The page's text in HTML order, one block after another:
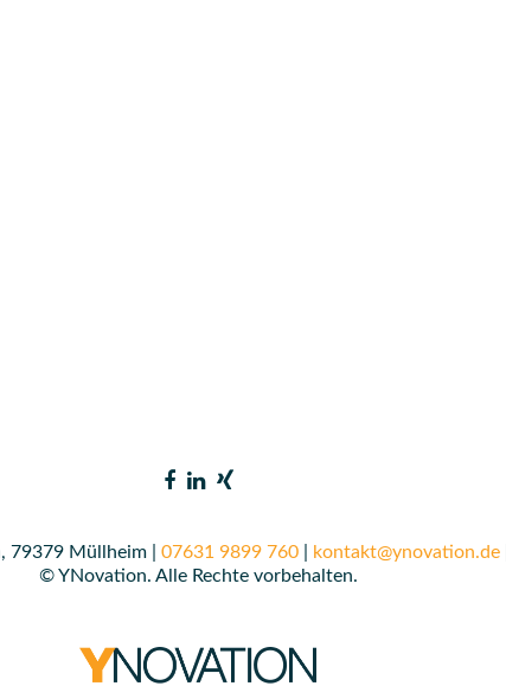
79379 Müllheim | 07631 9899 760| kontakt@ynovation.de|
© YNovation. Alle Rechte vorbehalten.